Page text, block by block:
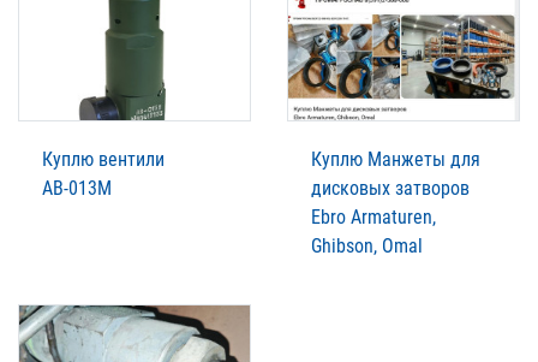
Куплю вентили
АВ-013М
Куплю Манжеты для
дисковых затворов
Ebro Armaturen,
Ghibson, Omal